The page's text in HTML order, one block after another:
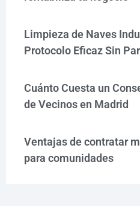
Limpieza de Naves
Protocolo Eficaz Sin
Cuánto Cuesta un
de Vecinos en Madrid
Ventajas de contratar
para comunidades